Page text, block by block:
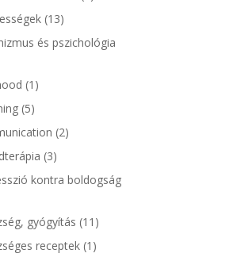
(13)
és pszichológia
(1)
(5)
(2)
(3)
kontra boldogság
gyógyítás (11)
receptek (1)